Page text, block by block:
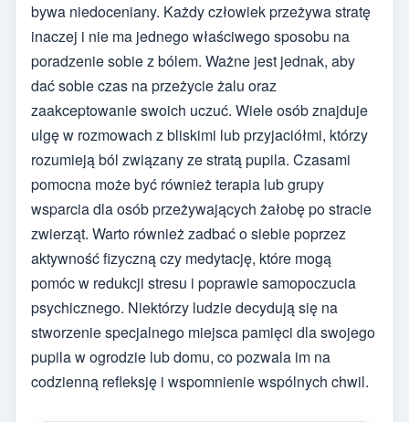
bywa niedoceniany. Każdy człowiek przeżywa stratę
inaczej i nie ma jednego właściwego sposobu na
poradzenie sobie z bólem. Ważne jest jednak, aby
dać sobie czas na przeżycie żalu oraz
zaakceptowanie swoich uczuć. Wiele osób znajduje
ulgę w rozmowach z bliskimi lub przyjaciółmi, którzy
rozumieją ból związany ze stratą pupila. Czasami
pomocna może być również terapia lub grupy
wsparcia dla osób przeżywających żałobę po stracie
zwierząt. Warto również zadbać o siebie poprzez
aktywność fizyczną czy medytację, które mogą
pomóc w redukcji stresu i poprawie samopoczucia
psychicznego. Niektórzy ludzie decydują się na
stworzenie specjalnego miejsca pamięci dla swojego
pupila w ogrodzie lub domu, co pozwala im na
codzienną refleksję i wspomnienie wspólnych chwil.